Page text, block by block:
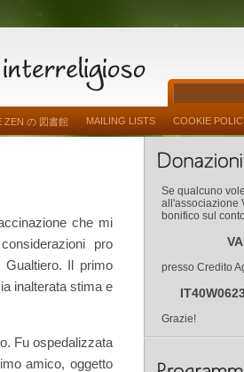
ZEN の 図書館 MAILING LISTS COOKIE
che mi
pro
Gualtiero. Il primo
inalterata stima e
Fu ospedalizzata
amico, oggetto
Se qualcuno
all'associazione
bonifico sul
presso Credito
Grazie!